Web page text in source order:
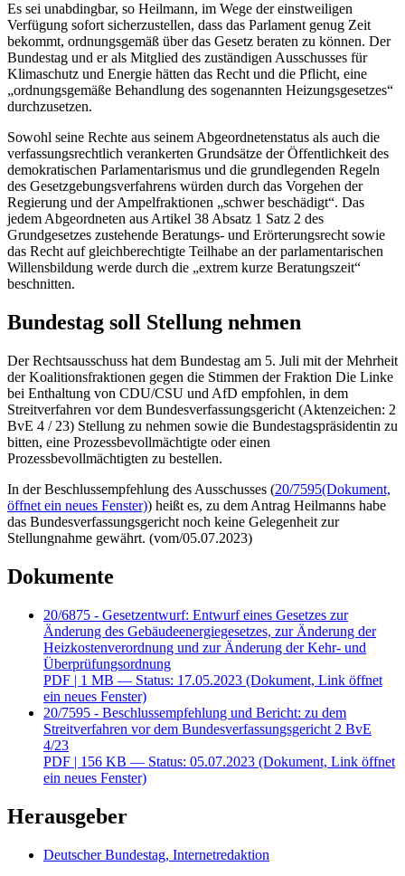
Es sei unabdingbar, so Heilmann, im Wege der einstweiligen
Verfügung sofort sicherzustellen, dass das Parlament genug Zeit
bekommt, ordnungsgemäß über das Gesetz beraten zu können. Der
Bundestag und er als Mitglied des zuständigen Ausschusses für
Klimaschutz und Energie hätten das Recht und die Pflicht, eine
„ordnungsgemäße Behandlung des sogenannten Heizungsgesetzes“
durchzusetzen.
Sowohl seine Rechte aus seinem Abgeordnetenstatus als auch die
verfassungsrechtlich verankerten Grundsätze der Öffentlichkeit des
demokratischen Parlamentarismus und die grundlegenden Regeln
des Gesetzgebungsverfahrens würden durch das Vorgehen der
Regierung und der Ampelfraktionen „schwer beschädigt“. Das
jedem Abgeordneten aus Artikel 38 Absatz 1 Satz 2 des
Grundgesetzes zustehende Beratungs- und Erörterungsrecht sowie
das Recht auf gleichberechtigte Teilhabe an der parlamentarischen
Willensbildung werde durch die „extrem kurze Beratungszeit“
beschnitten.
Bundestag soll Stellung nehmen
Der Rechtsausschuss hat dem Bundestag am 5. Juli mit der Mehrheit
der Koalitionsfraktionen gegen die Stimmen der Fraktion Die Linke
bei Enthaltung von CDU/CSU und AfD empfohlen, in dem
Streitverfahren vor dem Bundesverfassungsgericht (Aktenzeichen: 2
BvE 4 / 23) Stellung zu nehmen sowie die Bundestagspräsidentin zu
bitten, eine Prozessbevollmächtigte oder einen
Prozessbevollmächtigten zu bestellen.
In der Beschlussempfehlung des Ausschusses (20/7595(Dokument,
öffnet ein neues Fenster)) heißt es, zu dem Antrag Heilmanns habe
das Bundesverfassungsgericht noch keine Gelegenheit zur
Stellungnahme gewährt. (vom/05.07.2023)
Dokumente
20/6875 - Gesetzentwurf: Entwurf eines Gesetzes zur
Änderung des Gebäudeenergiegesetzes, zur Änderung der
Heizkostenverordnung und zur Änderung der Kehr- und
Überprüfungsordnung
PDF | 1 MB — Status: 17.05.2023 (Dokument, Link öffnet
ein neues Fenster)
20/7595 - Beschlussempfehlung und Bericht: zu dem
Streitverfahren vor dem Bundesverfassungsgericht 2 BvE
4/23
PDF | 156 KB — Status: 05.07.2023 (Dokument, Link öffnet
ein neues Fenster)
Herausgeber
Deutscher Bundestag, Internetredaktion